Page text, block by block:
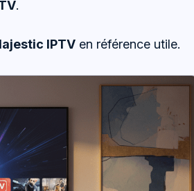
.
IPTV en référence utile.